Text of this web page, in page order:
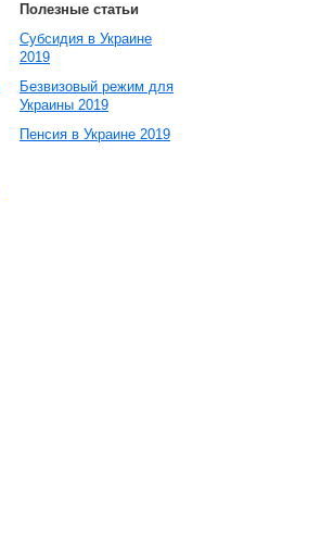
Полезные статьи
Субсидия в Украине
2019
Безвизовый режим для
Украины 2019
Пенсия в Украине 2019